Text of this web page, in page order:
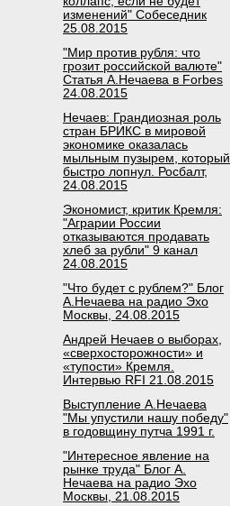
изменений" Собеседник
25.08.2015
"Мир против рубля: что
грозит российской валюте"
Статья А.Нечаева в Forbes
24.08.2015
Нечаев: Грандиозная роль
стран БРИКС в мировой
экономике оказалась
мыльным пузырем, который
быстро лопнул. Росбалт,
24.08.2015
Экономист, критик Кремля:
"Аграрии России
отказываются продавать
хлеб за рубли" 9 канал
24.08.2015
"Что будет с рублем?" Блог
А.Нечаева на радио Эхо
Москвы, 24.08.2015
Андрей Нечаев о выборах,
«сверхосторожности» и
«тупости» Кремля.
Интервью RFI 21.08.2015
Выступление А.Нечаева
"Мы упустили нашу победу"
в годовщину путча 1991 г.
"Интересное явление на
рынке труда" Блог А.
Нечаева на радио Эхо
Москвы, 21.08.2015